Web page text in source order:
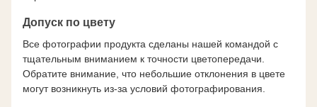
Допуск по цвету
Все фотографии продукта сделаны нашей командой с
тщательным вниманием к точности цветопередачи.
Обратите внимание, что небольшие отклонения в цвете
могут возникнуть из-за условий фотографирования.